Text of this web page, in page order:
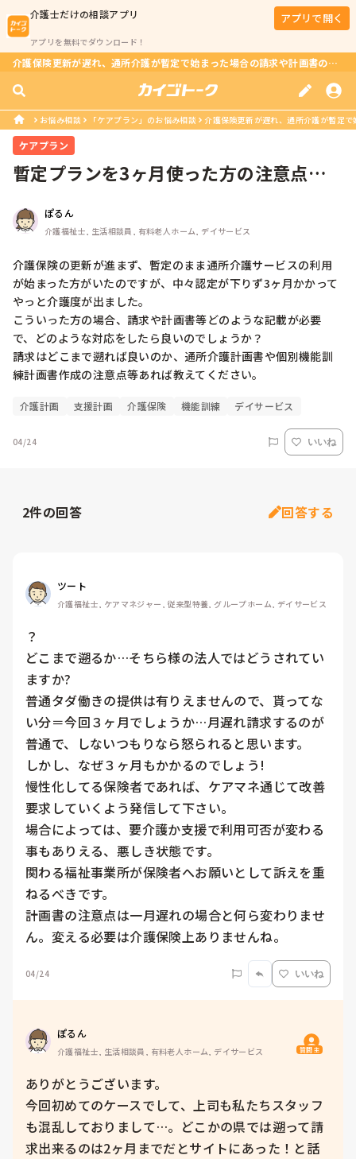
介護士だけの相談アプリ
アプリを無料でダウンロード！
アプリで開く
介護保険更新が遅れ、通所介護が暫定で始まった場合の請求や計画書の注意点は？
お悩み相談 「ケアプラン」のお悩み相談 介護保険更新が遅れ、通所介護が暫定
ケアプラン
暫定プランを3ヶ月使った方の注意点に
ぽるん
介護福祉士, 生活相談員, 有料老人ホーム, デイサービス
介護保険の更新が進まず、暫定のまま通所介護サービスの利用
が始まった方がいたのですが、中々認定が下りず3ヶ月かかって
やっと介護度が出ました。
こういった方の場合、請求や計画書等どのような記載が必要
で、どのような対応をしたら良いのでしょうか？
請求はどこまで遡れば良いのか、通所介護計画書や個別機能訓
練計画書作成の注意点等あれば教えてください。
介護計画 支援計画 介護保険 機能訓練 デイサービス
04/24 いいね
2件の回答 回答する
ツート
介護福祉士, ケアマネジャー, 従来型特養, グループホーム, デイサービス
？
どこまで遡るか…そちら様の法人ではどうされてい
ますか?
普通タダ働きの提供は有りえませんので、貰ってな
い分＝今回３ヶ月でしょうか…月遅れ請求するのが
普通で、しないつもりなら怒られると思います。
しかし、なぜ３ヶ月もかかるのでしょう!
慢性化してる保険者であれば、ケアマネ通じて改善
要求していくよう発信して下さい。
場合によっては、要介護か支援で利用可否が変わる
事もありえる、悪しき状態です。
関わる福祉事業所が保険者へお願いとして訴えを重
ねるべきです。
計画書の注意点は一月遅れの場合と何ら変わりませ
ん。変える必要は介護保険上ありませんね。
04/24 いいね
ぽるん
介護福祉士, 生活相談員, 有料老人ホーム, デイサービス 質問主
ありがとうございます。
今回初めてのケースでして、上司も私たちスタッフ
も混乱しておりまして…。どこかの県では遡って請
求出来るのは2ヶ月までだとサイトにあった！と話